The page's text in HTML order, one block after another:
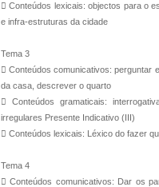
 Conteúdos lexicais: objectos para o
e infra-estruturas da cidade
Tema 3
 Conteúdos comunicativos: perguntar
da casa, descrever o quarto
 Conteúdos gramaticais:
irregulares Presente Indicativo (III)
 Conteúdos lexicais: Léxico do fazer
Tema 4
 Conteúdos comunicativos: Dar os